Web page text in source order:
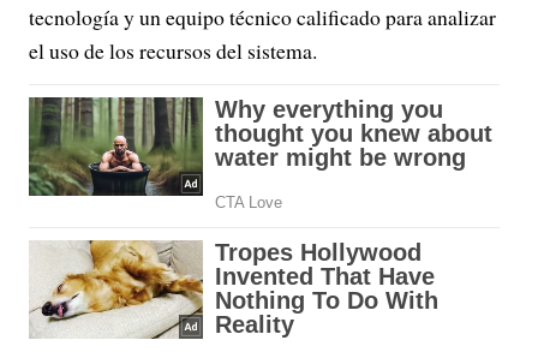
tecnología y un equipo técnico calificado para analizar
el uso de los recursos del sistema.